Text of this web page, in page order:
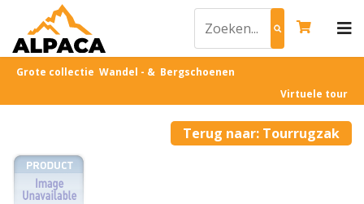
Grote collectie Wandel - & Bergschoenen
Virtuele tour
Terug naar: Tourrugzak